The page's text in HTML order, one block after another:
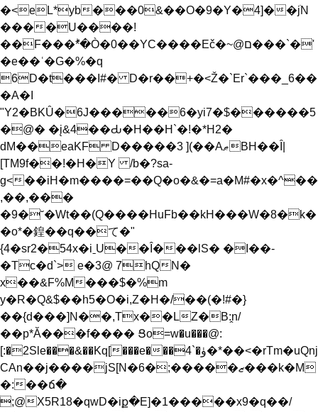
�<eL*yb���0&��O�9�Y�4]��jׄN
����U����!
��F���ؕ*�Ò�0��YC����Eč�~@ם���`�'
�e��ʿ�G�%�q
6D�t���I#� D�r��+�<Ž�`Er`���_6��
�A�I
ʺY2�BKȖ�6J�����6�yi7�$������5
�@� �į&4��Ԃ�H��H`�!�*H2�
dM��eaKF D�����3 ](��AޠBH��Ȋ|
[TM9f��!�H�Y /b�?sa-
g<��iH�m����=��Q�o�&�=a�M#�x�^��
,��,���
�9�˘�Wt��(Q����HuFb��kH���W�8�k�
�o*�鍠��q��て�"
{4�sr2�54x�iˍU��Î���lS� �I��-
�Tc�d`> e�3@ 7hQN�
x��&F%M���$�%m
y�R�Q&$��h5�O�i,Z�H�/��(�!#�}
��{d���]N��,Tx��LZ�B:̭n/
��p*Ă���f���� Ցo=w�u���@:
[:�2Sle���&��Kq[���e���4`�ۈ�*��<�rTm�uQnj
CAn��j����jS[N�6�;�����ޒ���k�M
�:��ճ�
;@X5R18�qwD�iք�E]�1�����x9�q��/